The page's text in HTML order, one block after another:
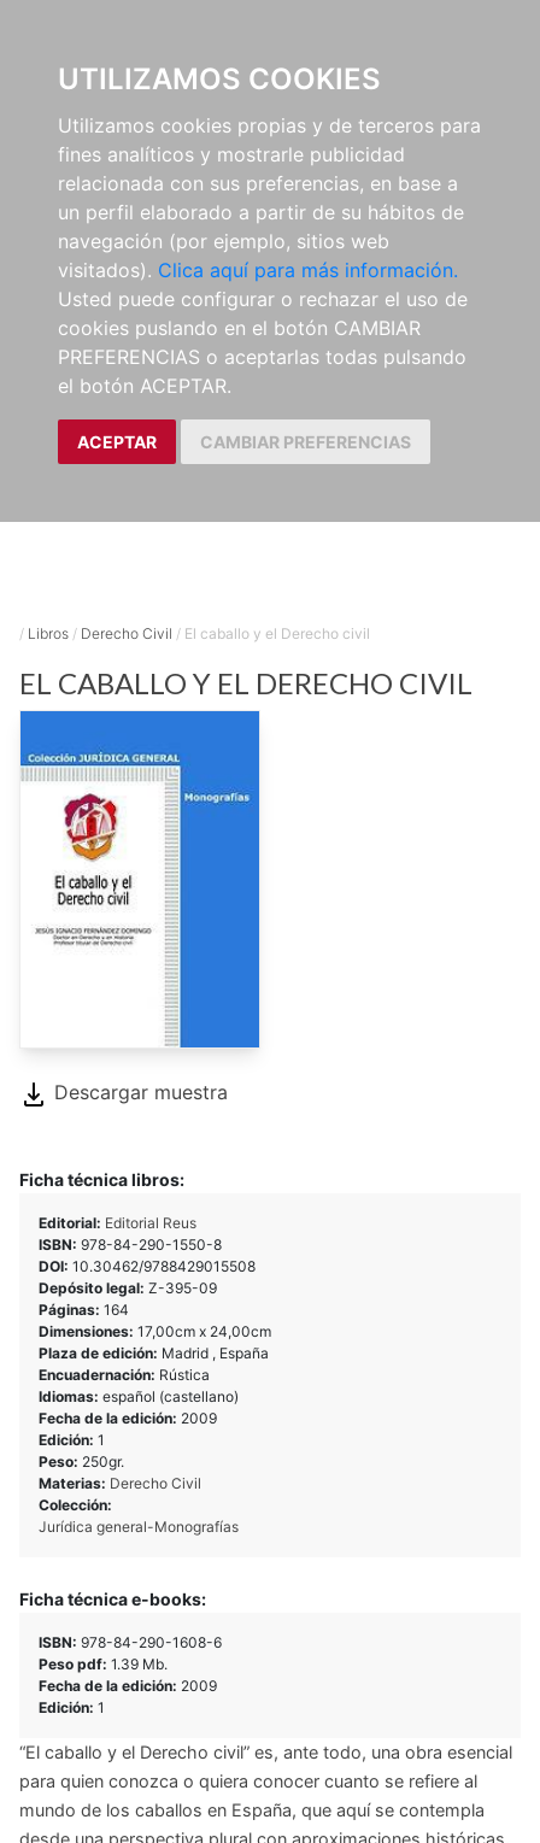
UTILIZAMOS COOKIES
Utilizamos cookies propias y de terceros para
fines analíticos y mostrarle publicidad
relacionada con sus preferencias, en base a
un perfil elaborado a partir de su hábitos de
navegación (por ejemplo, sitios web
visitados). Clica aquí para más información.
Usted puede configurar o rechazar el uso de
cookies puslando en el botón CAMBIAR
PREFERENCIAS o aceptarlas todas pulsando
el botón ACEPTAR.
ACEPTAR CAMBIAR PREFERENCIAS
/ Libros / Derecho Civil / El caballo y el Derecho civil
EL CABALLO Y EL DERECHO CIVIL
Descargar muestra
Ficha técnica libros:
Editorial: Editorial Reus
ISBN: 978-84-290-1550-8
DOI: 10.30462/9788429015508
Depósito legal: Z-395-09
Páginas: 164
Dimensiones: 17,00cm x 24,00cm
Plaza de edición: Madrid , España
Encuadernación: Rústica
Idiomas: español (castellano)
Fecha de la edición: 2009
Edición: 1
Peso: 250gr.
Materias: Derecho Civil
Colección:
Jurídica general-Monografías
Ficha técnica e-books:
ISBN: 978-84-290-1608-6
Peso pdf: 1.39 Mb.
Fecha de la edición: 2009
Edición: 1
“El caballo y el Derecho civil” es, ante todo, una obra esencial
para quien conozca o quiera conocer cuanto se refiere al
mundo de los caballos en España, que aquí se contempla
desde una perspectiva plural con aproximaciones históricas,